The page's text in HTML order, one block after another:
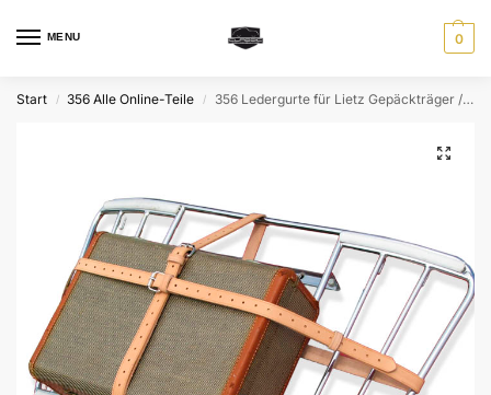
MENU 0
Start / 356 Alle Online-Teile / 356 Ledergurte für Lietz Gepäckträger / Gepäckbrücke